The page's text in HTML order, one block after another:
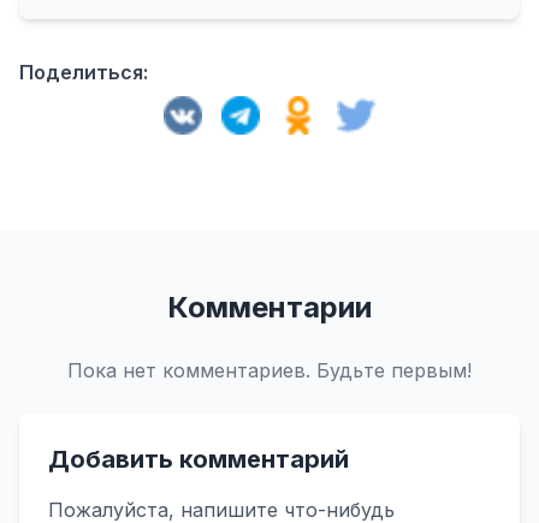
Поделиться:
Комментарии
Пока нет комментариев. Будьте первым!
Добавить комментарий
Пожалуйста, напишите что-нибудь